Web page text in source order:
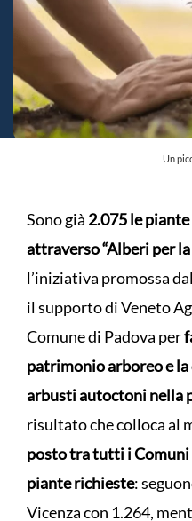
Un
Sono già 2.075 le
attraverso “Alberi per la
l’iniziativa promossa
il supporto di Veneto
Comune di Padova per
patrimonio arboreo e
arbusti autoctoni nella
risultato che colloca al
posto tra tutti i
piante richieste:
Vicenza con 1.264,